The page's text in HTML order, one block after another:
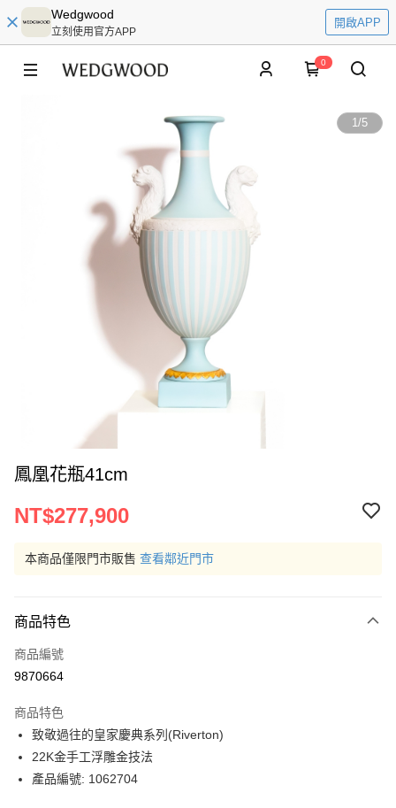
Wedgwood
立刻使用官方APP
開啟APP
0
1/5
鳳凰花瓶41cm
NT$277,900
本商品僅限門市販售 查看鄰近門市
商品特色
商品編號
9870664
商品特色
致敬過往的皇家慶典系列(Riverton)
22K金手工浮雕金技法
產品編號: 1062704